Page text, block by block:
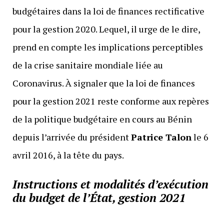
budgétaires dans la loi de finances rectificative
pour la gestion 2020. Lequel, il urge de le dire,
prend en compte les implications perceptibles
de la crise sanitaire mondiale liée au
Coronavirus. À signaler que la loi de finances
pour la gestion 2021 reste conforme aux repères
de la politique budgétaire en cours au Bénin
depuis l’arrivée du présidentPatrice Talonle 6
avril 2016, à la tête du pays.
Instructions et modalités d’exécution
du budget de l’État, gestion 2021